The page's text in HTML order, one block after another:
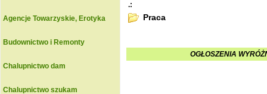
Agencje Towarzyskie, Erotyka
Budownictwo i Remonty
Chalupnictwo dam
Chalupnictwo szukam
.:
Praca
OGŁOSZENIA